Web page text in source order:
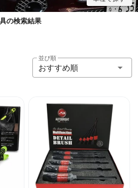
の検索結果
並び順
おすすめ順